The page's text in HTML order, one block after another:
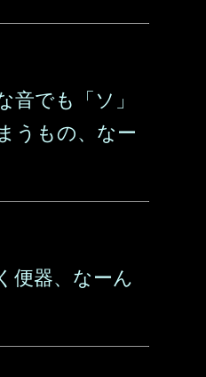
音でも「ソ」
うもの、なー
便器、なーん